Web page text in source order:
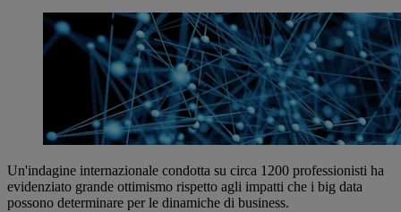
Un'indagine internazionale condotta su circa 1200 professionisti ha
evidenziato grande ottimismo rispetto agli impatti che i big data
possono determinare per le dinamiche di business.